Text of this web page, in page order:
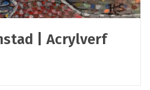
| Acrylverf